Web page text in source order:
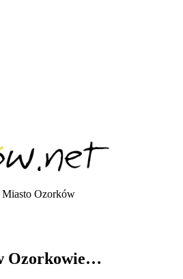
Miasto Ozorków
Ozorkowie…